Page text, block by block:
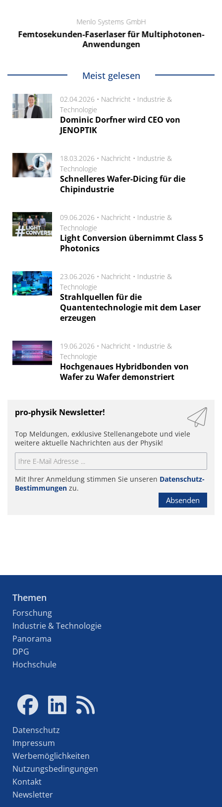
Menlo Systems GmbH
Femtosekunden-Faserlaser für Multiphotonen-
Anwendungen
Meist gelesen
02.04.2026 • Nachricht • Industrie &
Technologie
Dominic Dorfner wird CEO von
JENOPTIK
18.03.2026 • Nachricht • Industrie &
Technologie
Schnelleres Wafer-Dicing für die
Chipindustrie
09.06.2026 • Nachricht • Industrie &
Technologie
Light Conversion übernimmt Class 5
Photonics
23.06.2026 • Nachricht • Industrie &
Technologie
Strahlquellen für die
Quantentechnologie mit dem Laser
erzeugen
19.06.2026 • Nachricht • Industrie &
Technologie
Hochgenaues Hybridbonden von
Wafer zu Wafer demonstriert
pro-physik Newsletter!
Top Meldungen, exklusive Stellenangebote und viele
weitere aktuelle Nachrichten aus der Physik!
Mit Ihrer Anmeldung stimmen Sie unseren Datenschutz-
Bestimmungen zu.
Absenden
Themen
Forschung
Industrie & Technologie
Panorama
DPG
Hochschule
Datenschutz
Impressum
Werbemöglichkeiten
Nutzungsbedingungen
Kontakt
Newsletter